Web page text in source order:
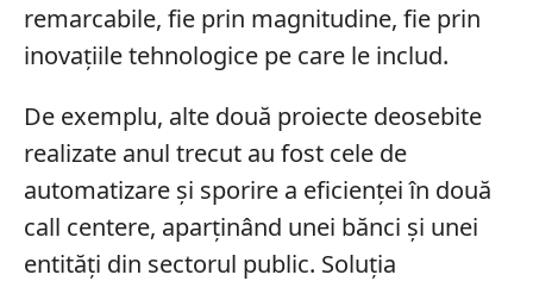
remarcabile, fie prin magnitudine, fie prin
inovațiile tehnologice pe care le includ.
De exemplu, alte două proiecte deosebite
realizate anul trecut au fost cele de
automatizare și sporire a eficienței în două
call centere, aparținând unei bănci și unei
entități din sectorul public. Soluția